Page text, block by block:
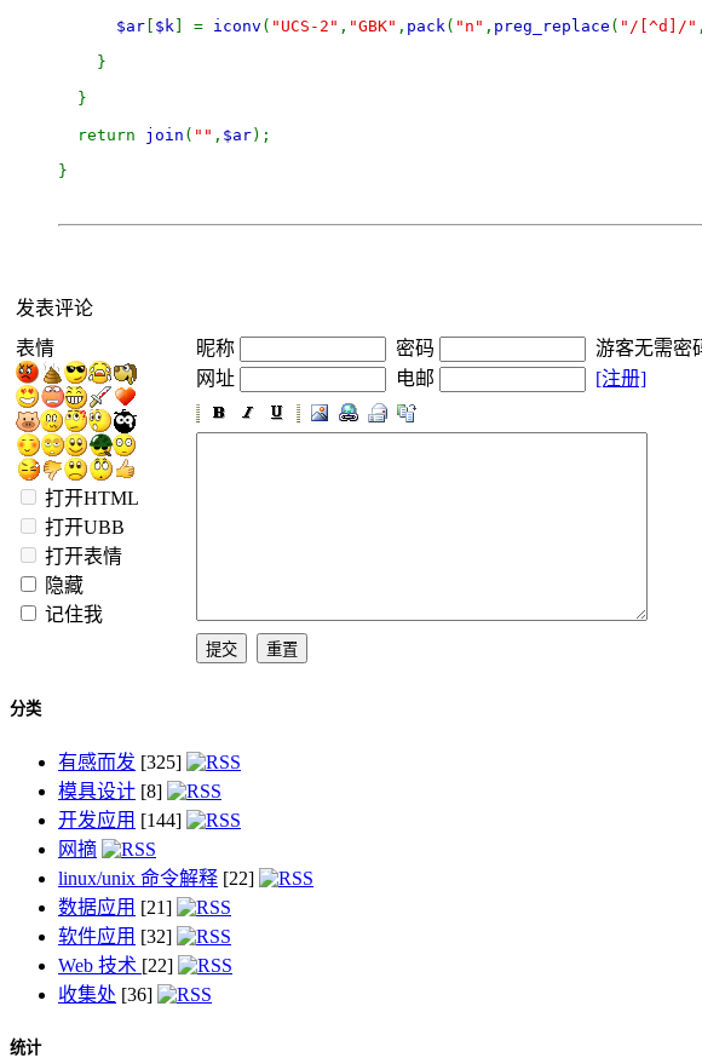
$ar [ $k ] = iconv ( "UCS-2" , "GBK" , pack ( "n" , preg_replace ( "/[^d]/" ,
}
}
return join ( "" , $ar);
}
发表评论
表情
打开HTML
打开UBB
打开表情
隐藏
记住我
昵称 密码
游客无需密
网址
电邮 [注册]
分类
有感而发 [325]
模具设计 [8]
开发应用 [144]
网摘
linux/unix 命令解释 [22]
数据应用 [21]
软件应用 [32]
Web 技术 [22]
收集处 [36]
统计